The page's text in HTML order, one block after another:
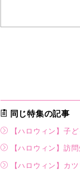
同じ特集の記事
【ハロウィン】⼦
【ハロウィン】訪
【ハロウィン】カ